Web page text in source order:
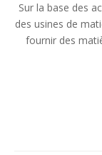
Sur la base des
des usines de
fournir des